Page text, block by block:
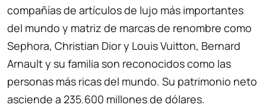
compañías de artículos de lujo más importantes
del mundo y matriz de marcas de renombre como
Sephora, Christian Dior y Louis Vuitton, Bernard
Arnault y su familia son reconocidos como las
personas más ricas del mundo. Su patrimonio neto
asciende a 235.600 millones de dólares.